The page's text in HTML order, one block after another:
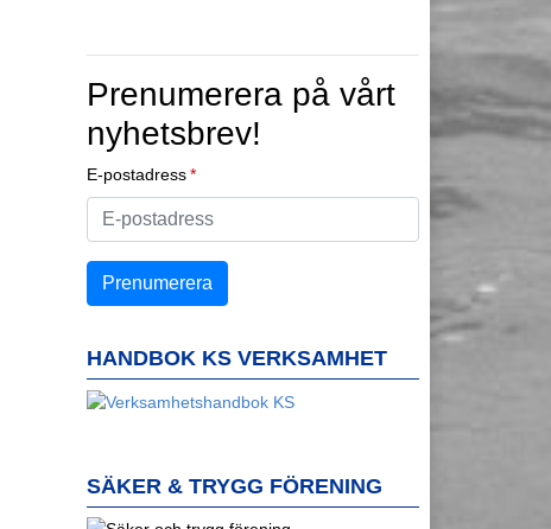
Prenumerera på vårt
nyhetsbrev!
E-postadress
HANDBOK KS VERKSAMHET
SÄKER & TRYGG FÖRENING